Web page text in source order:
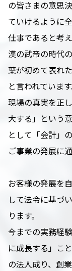
の皆さまの意思
ていけるように
仕事であると考
漢の武帝の時代
葉が初めて表れ
と言われていま
現場の真実を正
大する」という
として「会計」
ご事業の発展に
お客様の発展を
して法令に基づ
ります。
今までの実務経
に成長する」こ
の法人成り、創